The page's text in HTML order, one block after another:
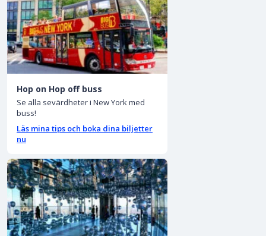
Hop on Hop off buss
Se alla sevärdheter i New York med
buss!
Läs mina tips och boka dina biljetter
nu